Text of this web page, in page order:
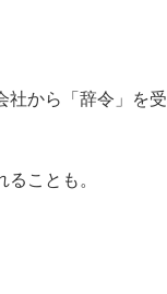
社から「辞令」を受
ことも。